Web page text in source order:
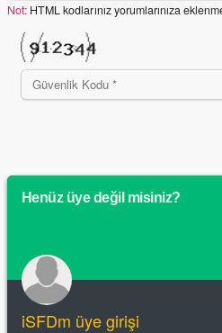
Not: HTML kodlarınız yorumlarınıza
Henüz üye değil misiniz?
iSFDm üye girişi